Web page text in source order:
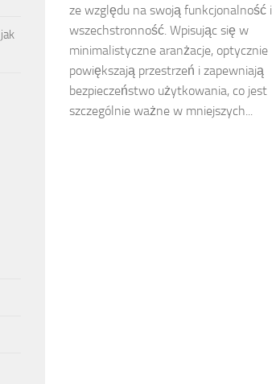
ze względu na swoją funkcjonalność i
wszechstronność. Wpisując się w
minimalistyczne aranżacje, optycznie
powiększają przestrzeń i zapewniają
bezpieczeństwo użytkowania, co jest
szczególnie ważne w mniejszych...